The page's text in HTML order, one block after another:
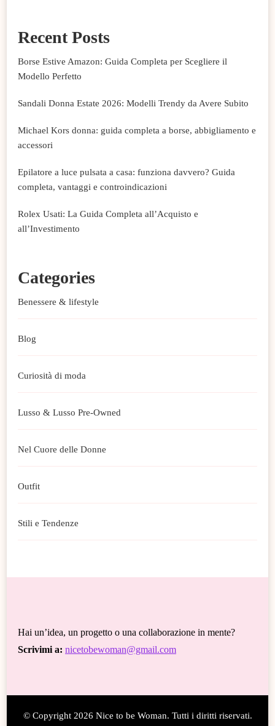
Recent Posts
Borse Estive Amazon: Guida Completa per Scegliere il
Modello Perfetto
Sandali Donna Estate 2026: Modelli Trendy da Avere Subito
Michael Kors donna: guida completa a borse, abbigliamento e
accessori
Epilatore a luce pulsata a casa: funziona davvero? Guida
completa, vantaggi e controindicazioni
Rolex Usati: La Guida Completa all’Acquisto e
all’Investimento
Categories
Benessere & lifestyle
Blog
Curiosità di moda
Lusso & Lusso Pre-Owned
Nel Cuore delle Donne
Outfit
Stili e Tendenze
Hai un’idea, un progetto o una collaborazione in mente?
Scrivimi a: nicetobewoman@gmail.com
© Copyright 2026 Nice to be Woman. Tutti i diritti riservati.